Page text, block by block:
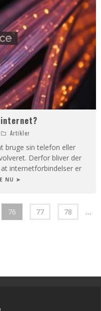
Artikler
bruge sin telefon eller
Derfor bliver der
internetforbindelser er
NU ➤
76 77 78 …